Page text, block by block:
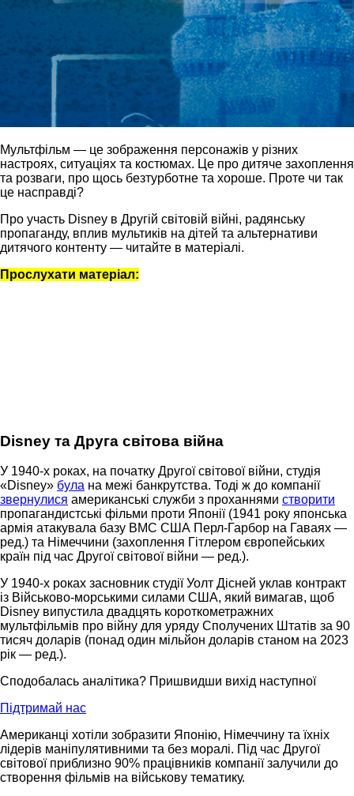
Мультфільм — це зображення персонажів у різних
настроях, ситуаціях та костюмах. Це про дитяче захоплення
та розваги, про щось безтурботне та хороше. Проте чи так
це насправді?
Про участь Disney в Другій світовій війні, радянську
пропаганду, вплив мультиків на дітей та альтернативи
дитячого контенту — читайте в матеріалі.
Прослухати матеріал:
Disney та Друга світова війна
У 1940-х роках, на початку Другої світової війни, студія
«Disney» була на межі банкрутства. Тоді ж до компанії
звернулися американські служби з проханнями створити
пропагандистські фільми проти Японії (1941 року японська
армія атакувала базу ВМС США Перл-Гарбор на Гаваях —
ред.) та Німеччини (захоплення Гітлером європейських
країн під час Другої світової війни — ред.).
У 1940-х роках засновник студії Уолт Дісней уклав контракт
із Військово-морськими силами США, який вимагав, щоб
Disney випустила двадцять короткометражних
мультфільмів про війну для уряду Сполучених Штатів за 90
тисяч доларів (понад один мільйон доларів станом на 2023
рік — ред.).
Сподобалась аналітика? Пришвидши вихід наступної
Підтримай нас
Американці хотіли зобразити Японію, Німеччину та їхніх
лідерів маніпулятивними та без моралі. Під час Другої
світової приблизно 90% працівників компанії залучили до
створення фільмів на військову тематику.